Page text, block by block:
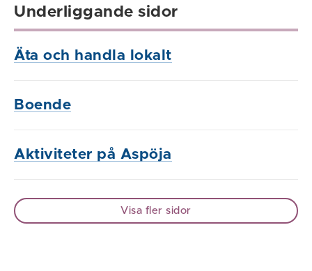
Underliggande sidor
Äta och handla lokalt
Boende
Aktiviteter på Aspöja
Visa fler sidor